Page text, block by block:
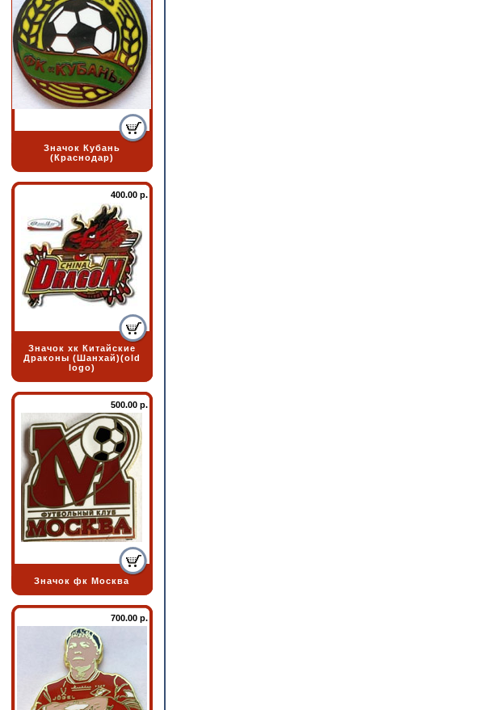
Значок Кубань
(Краснодар)
400.00 р.
Значок хк Китайские
Драконы (Шанхай)(old
logo)
500.00 р.
Значок фк Москва
700.00 р.